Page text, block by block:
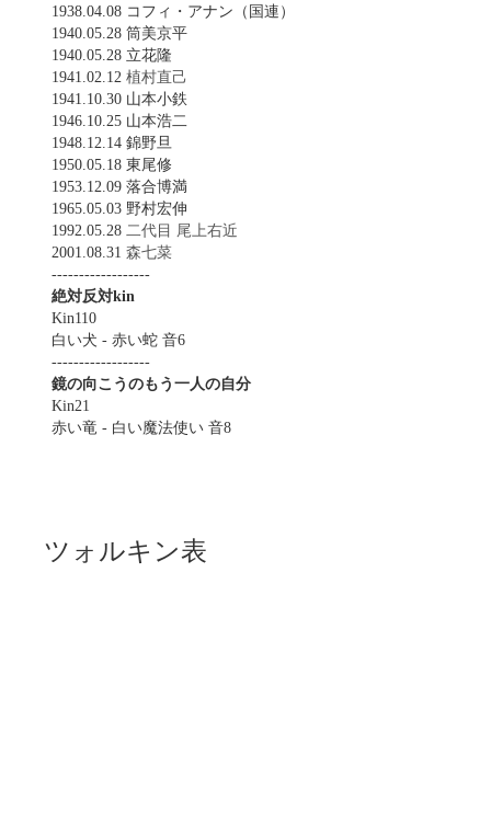
1938.04.08 コフィ・アナン（国連）
1940.05.28 筒美京平
1940.05.28 立花隆
1941.02.12 植村直己
1941.10.30 山本小鉄
1946.10.25 山本浩二
1948.12.14 錦野旦
1950.05.18 東尾修
1953.12.09 落合博満
1965.05.03 野村宏伸
1992.05.28 二代目 尾上右近
2001.08.31 森七菜
------------------
絶対反対kin
Kin110
白い犬 - 赤い蛇 音6
------------------
鏡の向こうのもう一人の自分
Kin21
赤い竜 - 白い魔法使い 音8
ツォルキン表